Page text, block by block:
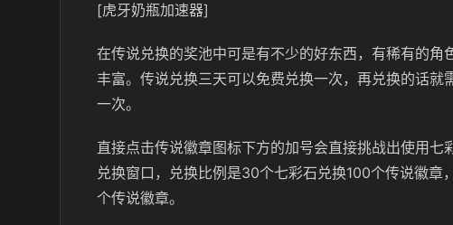
[虎牙奶瓶加速器]
在传说兑换的奖池中可是有不少的好东西，有稀有的角
丰富。传说兑换三天可以免费兑换一次，再兑换的话
一次。
直接点击传说徽章图标下方的加号会直接挑战出使用
兑换窗口，兑换比例是30个七彩石兑换100个传说徽
个传说徽章。